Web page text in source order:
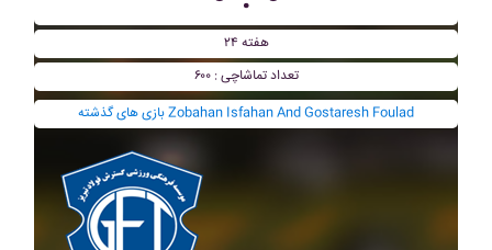
هفته ۲۴
تعداد تماشاچی : ۶۰۰
بازی های گذشته Zobahan Isfahan And Gostaresh Foulad